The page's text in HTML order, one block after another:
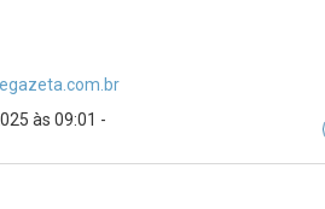
às 09:01 -